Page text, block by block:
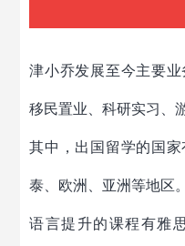
津小乔发展至今主要业
移民置业、科研实习、
其中，出国留学的国
泰、欧洲、亚洲等地区。
语言提升的课程有雅